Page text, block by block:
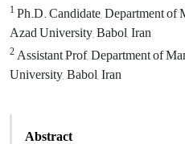
1Ph.D. Candidate, Department of
Azad University, Babol, Iran
2Assistant Prof, Department of
University, Babol, Iran
Abstract